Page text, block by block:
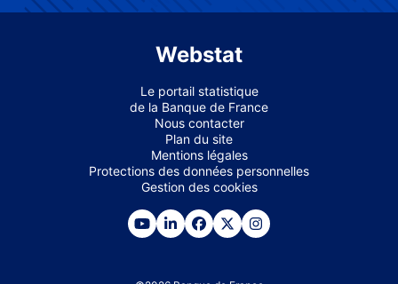
Webstat
Le portail statistique
de la Banque de France
Nous contacter
Plan du site
Mentions légales
Protections des données personnelles
Gestion des cookies